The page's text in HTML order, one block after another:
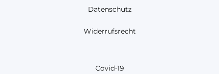
Datenschutz
Widerrufsrecht
Covid-19